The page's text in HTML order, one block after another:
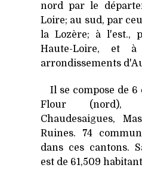
nord par le
Loire; au sud, par
la Lozère; à l'est.,
Haute-Loire, et
arrondissements
Il se compose de 6
Flour (nord),
Chaudesaigues,
Ruines. 74
dans ces cantons.
est de 61,509